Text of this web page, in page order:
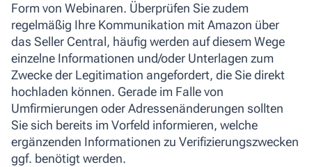
Form von Webinaren. Überprüfen Sie zudem
regelmäßig Ihre Kommunikation mit Amazon über
das Seller Central, häufig werden auf diesem Wege
einzelne Informationen und/oder Unterlagen zum
Zwecke der Legitimation angefordert, die Sie direkt
hochladen können. Gerade im Falle von
Umfirmierungen oder Adressenänderungen sollten
Sie sich bereits im Vorfeld informieren, welche
ergänzenden Informationen zu Verifizierungszwecken
ggf. benötigt werden.